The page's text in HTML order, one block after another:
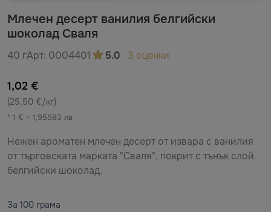
Млечен десерт ванилия белгийски
шоколад Сваля
40 гАрт: 0004401 5.0 3 оценки
1,02 €
(25,50 €/кг)
* 1 € = 1,95583 лв
Нежен ароматен млечен десерт от извара с ванилия
от търговската марката "Сваля", покрит с тънък слой
белгийски шоколад.
За 100 грама